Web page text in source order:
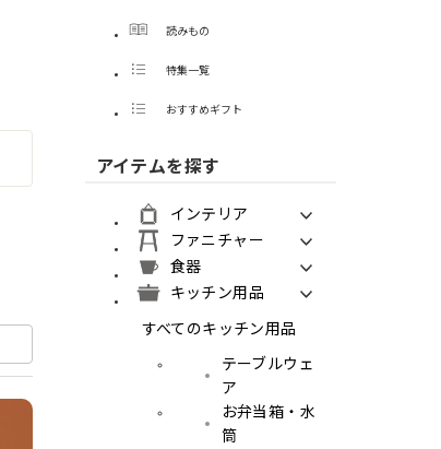
読みもの
特集一覧
おすすめギフト
アイテムを探す
インテリア
ファニチャー
食器
キッチン用品
すべてのキッチン用品
テーブルウェ
ア
お弁当箱・水
筒